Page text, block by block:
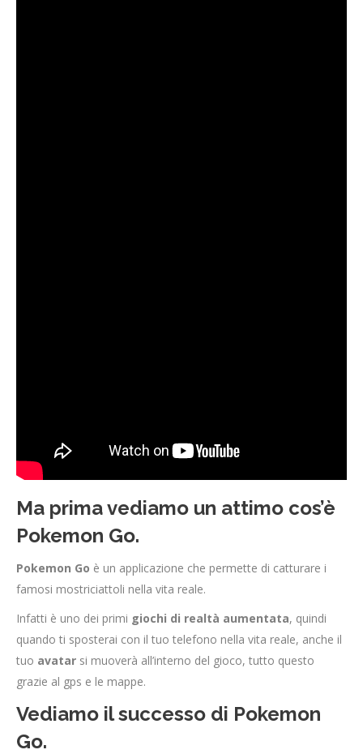
Ma prima vediamo un attimo cos’è
Pokemon Go.
Pokemon Go è un applicazione che permette di catturare i
famosi mostriciattoli nella vita reale.
Infatti è uno dei primi giochi di realtà aumentata, quindi
quando ti sposterai con il tuo telefono nella vita reale, anche il
tuo avatar si muoverà all’interno del gioco, tutto questo
grazie al gps e le mappe.
Vediamo il successo di Pokemon
Go.